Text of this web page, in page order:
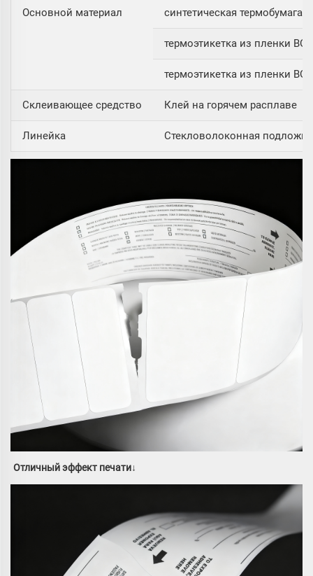
Основной материал синтетическая термобумага
термоэтикетка из пленки
термоэтикетка из пленки
Склеивающее средство Клей на горячем расплаве
Линейка Стекловолоконная подложка
Отличный эффект печати↓